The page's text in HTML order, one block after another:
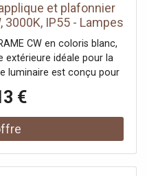
applique et plafonnier
3000K, IP55 - Lampes
plafond (extérieur)
CW en coloris blanc,
extérieure idéale pour la
luminaire est conçu pour
spot OUT-BEAM FRAME
bâtiments historiques ou
effets. Grâce à sa durée
ce luminaire LED est
€